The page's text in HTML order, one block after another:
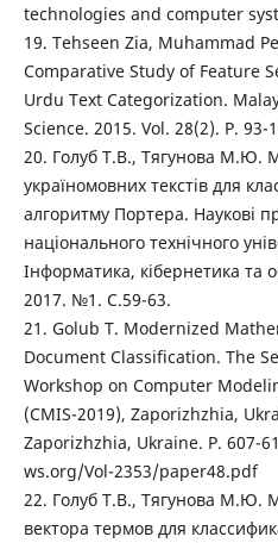
technologies and computer
19. Tehseen Zia, Muhammad
Comparative Study of Feature
Urdu Text Categorization.
Science. 2015. Vol. 28(2). P. 93-
20. Голуб Т.В., Тягунова М.Ю.
україномовних текстів для
алгоритму Портера. Наукові
національного технічного
Інформатика, кібернетика та
2017. №1. С.59-63.
21. Golub T. Modernized
Document Classification. The
Workshop on Computer
(CMIS-2019), Zaporizhzhia,
Zaporizhzhia, Ukraine. P. 607-
ws.org/Vol-2353/paper48.pdf
22. Голуб Т.В., Тягунова М.Ю.
вектора термов для